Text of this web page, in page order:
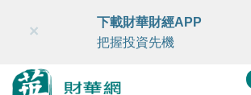
財華智庫網 FINTV FINMETA
×
下載財華財經APP
把握投資先機